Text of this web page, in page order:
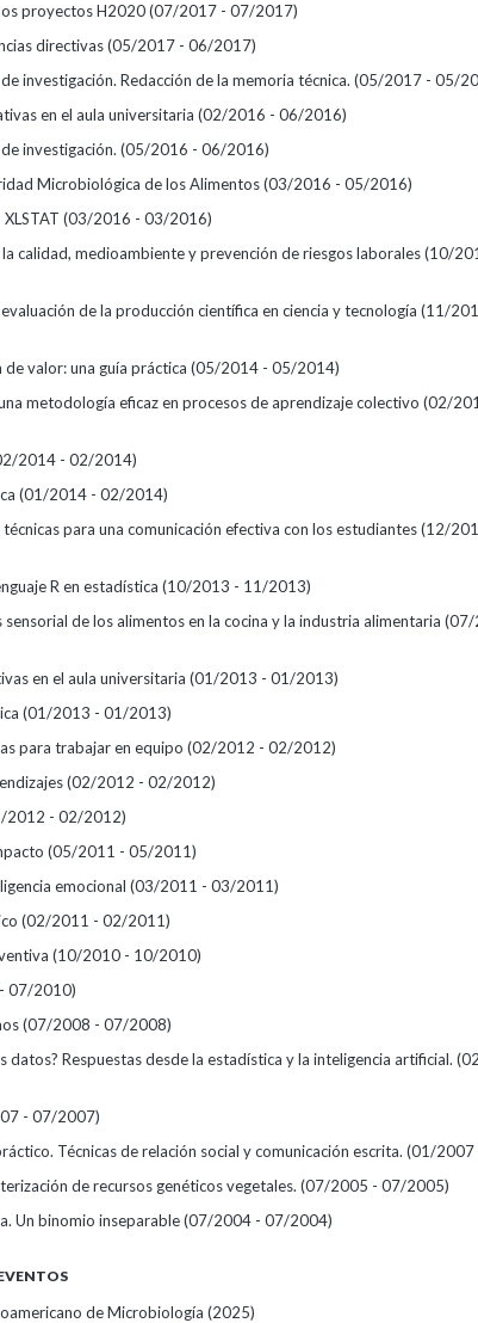
proyectos H2020(07/2017 - 07/2017)
directivas(05/2017 - 06/2017)
investigación. Redacción de la memoria técnica. (05/2017 - 05/
en el aula universitaria (02/2016 - 06/2016)
investigación. (05/2016 - 06/2016)
Microbiológica de los Alimentos(03/2016 - 05/2016)
(03/2016 - 03/2016)
calidad, medioambiente y prevención de riesgos laborales(10/
de la producción científica en ciencia y tecnología (11/
valor: una guía práctica (05/2014 - 05/2014)
metodología eficaz en procesos de aprendizaje colectivo (02/
2014 - 02/2014)
(01/2014 - 02/2014)
para una comunicación efectiva con los estudiantes(12/
R en estadística (10/2013 - 11/2013)
sensorial de los alimentos en la cocina y la industria alimentaria (07/
en el aula universitaria (01/2013 - 01/2013)
(01/2013 - 01/2013)
para trabajar en equipo (02/2012 - 02/2012)
(02/2012 - 02/2012)
2012 - 02/2012)
(05/2011 - 05/2011)
emocional (03/2011 - 03/2011)
(02/2011 - 02/2011)
(10/2010 - 10/2010)
07/2010)
(07/2008 - 07/2008)
datos? Respuestas desde la estadística y la inteligencia artificial.
- 07/2007)
Técnicas de relación social y comunicación escrita. (01/2007
de recursos genéticos vegetales. (07/2005 - 07/2005)
Un binomio inseparable(07/2004 - 07/2004)
de Microbiología (2025)